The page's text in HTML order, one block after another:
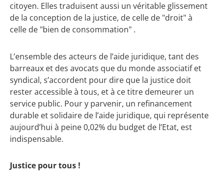
citoyen. Elles traduisent aussi un véritable glissement
de la conception de la justice, de celle de "droit" à
celle de "bien de consommation" .
L’ensemble des acteurs de l’aide juridique, tant des
barreaux et des avocats que du monde associatif et
syndical, s’accordent pour dire que la justice doit
rester accessible à tous, et à ce titre demeurer un
service public. Pour y parvenir, un refinancement
durable et solidaire de l’aide juridique, qui représente
aujourd’hui à peine 0,02% du budget de l’Etat, est
indispensable.
Justice pour tous !